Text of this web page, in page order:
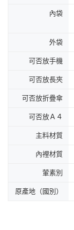
內袋
外袋
可否放手機
可否放長夾
可否放折疊傘
可否放Ａ４
主料材質
內裡材質
葷素別
原產地（國別）